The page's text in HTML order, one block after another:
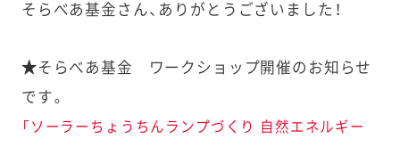
そらべあ基金さん、ありがとうございました！
★そらべあ基金 ワークショップ開催のお知らせ
です。
「ソーラーちょうちんランプづくり 自然エネルギー